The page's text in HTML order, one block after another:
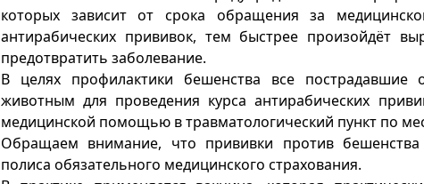
которых зависит от срока обращения за
антирабических прививок, тем быстрее произойдёт
предотвратить заболевание.
В целях профилактики бешенства все пострадавшие
животным для проведения курса антирабических
медицинской помощью в травматологический пункт по
Обращаем внимание, что прививки против бешенства
полиса обязательного медицинского страхования.